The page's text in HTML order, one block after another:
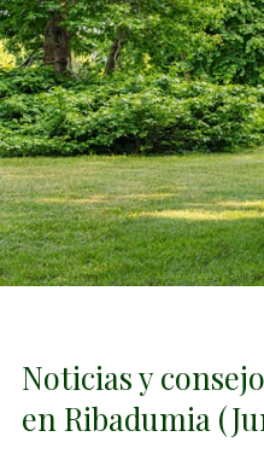
Noticias y
en Ribadumia